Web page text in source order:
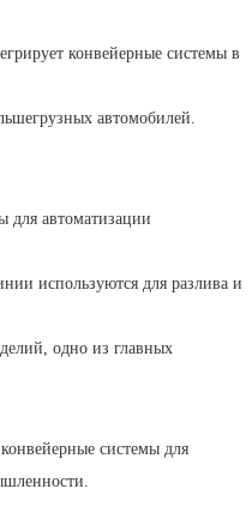
конвейерные системы в
автомобилей.
для автоматизации
используются для разлива и
одно из главных
системы для